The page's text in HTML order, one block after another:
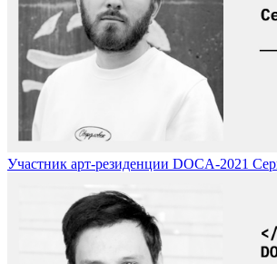
Участник арт-резиденции DOCA-2021
Участник арт-резиденции DOCA-2021